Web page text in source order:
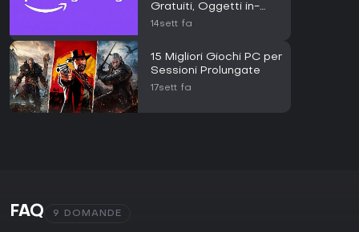
Gratuiti, Oggetti in-
Gioco e Guida
14sett fa
15 Migliori Giochi PC per
Sessioni Prolungate
17sett fa
FAQ 9 DOMANDE